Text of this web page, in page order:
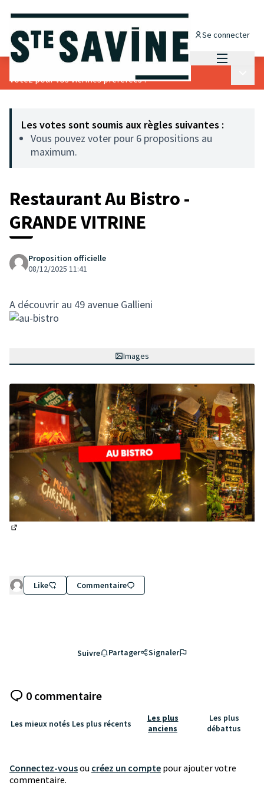
Se connecter
Votez pour vos vitrines préférées !
Les votes sont soumis aux règles suivantes :
Vous pouvez voter pour 6 propositions au
maximum.
Restaurant Au Bistro -
GRANDE VITRINE
Proposition officielle
08/12/2025 11:41
A découvrir au 49 avenue Gallieni
Images
Like Commentaire
Suivre Partager Signaler
0 commentaire
Les mieux notés Les plus récents
Les plus
anciens
Les plus
débattus
Connectez-vousou créez un compte pour ajouter votre
commentaire.